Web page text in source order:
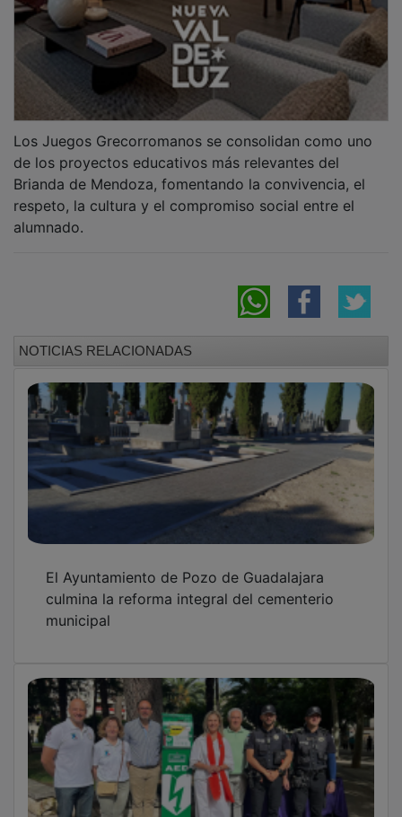
El Ayuntamiento de Pozo de Guadalajara
culmina la reforma integral del cementerio
municipal
El Ayuntamiento de Guadalajara amplía su
red de cardioprotección con 19 nuevos
FEDECO y los sindicatos firman el convenio
colectivo del sector del comercio de